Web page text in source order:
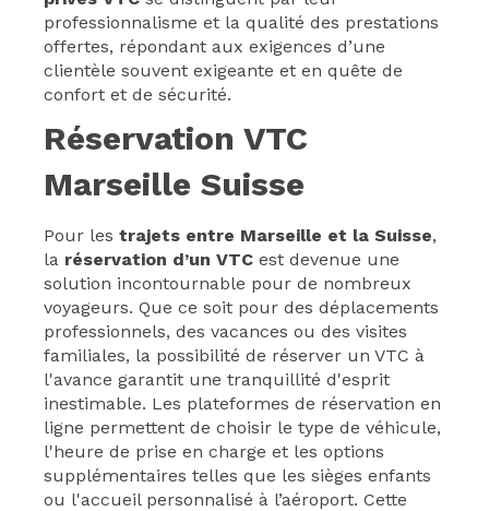
professionnalisme et la qualité des prestations
offertes, répondant aux exigences d’une
clientèle souvent exigeante et en quête de
confort et de sécurité.
Réservation VTC
Marseille Suisse
Pour les trajets entre Marseille et la Suisse,
la réservation d’un VTC est devenue une
solution incontournable pour de nombreux
voyageurs. Que ce soit pour des déplacements
professionnels, des vacances ou des visites
familiales, la possibilité de réserver un VTC à
l'avance garantit une tranquillité d'esprit
inestimable. Les plateformes de réservation en
ligne permettent de choisir le type de véhicule,
l'heure de prise en charge et les options
supplémentaires telles que les sièges enfants
ou l'accueil personnalisé à l’aéroport. Cette